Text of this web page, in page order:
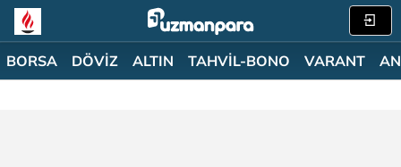
BORSA DÖVİZ ALTIN TAHVİL-BONO VARANT